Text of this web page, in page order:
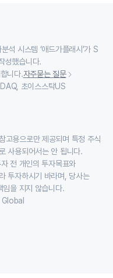
석 시스템 ‘애드가플래시’가 S
성했습니다.
니다.자주묻는 질문
초이스스탁US
고용으로만 제공되며 특정 주식
사용되어서는 안 됩니다.
전 개인의 투자목표와
투자하시기 바라며, 당사는
임을 지지 않습니다.